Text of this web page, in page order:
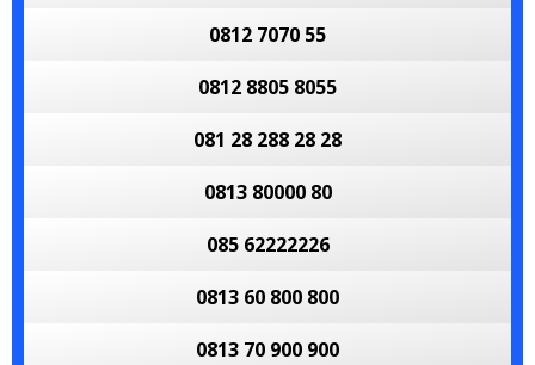
0812 7070 55
0812 8805 8055
081 28 288 28 28
0813 80000 80
085 62222226
0813 60 800 800
0813 70 900 900